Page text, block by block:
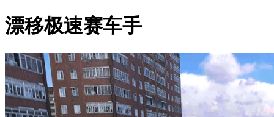
漂移极速赛车手